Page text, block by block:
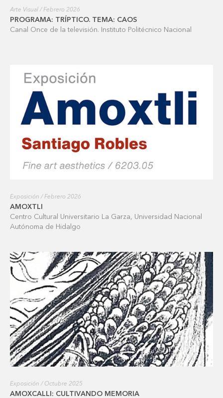
Arte Visual / Febrero 2026
PROGRAMA: TRÍPTICO. TEMA: CAOS
Canal Once de la televisión. Instituto Politécnico Nacional
Exposición / Febrero 2026
AMOXTLI
Centro Cultural Universitario La Garza, Universidad Nacional
Autónoma de Hidalgo
Exposición / Octubre 2025
AMOXCALLI: CULTIVANDO MEMORIA